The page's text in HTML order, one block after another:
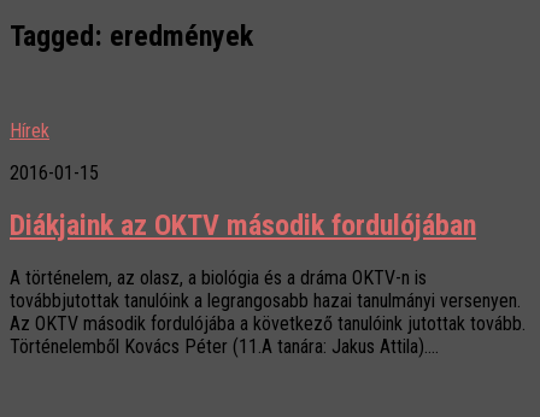
Tagged: eredmények
Hírek
2016-01-15
Diákjaink az OKTV második fordulójában
A történelem, az olasz, a biológia és a dráma OKTV-n is
továbbjutottak tanulóink a legrangosabb hazai tanulmányi versenyen.
Az OKTV második fordulójába a következő tanulóink jutottak tovább.
Történelemből Kovács Péter (11.A tanára: Jakus Attila)....